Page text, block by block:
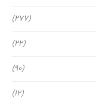
(277)
(22)
(90)
(12)